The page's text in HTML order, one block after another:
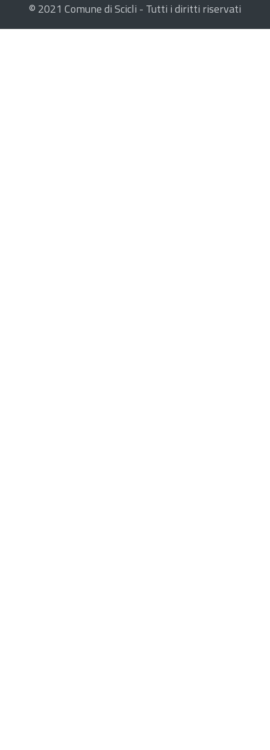
© 2021 Comune di Scicli - Tutti i diritti riservati